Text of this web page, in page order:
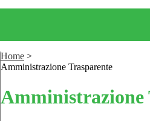
Home >
Amministrazione Trasparente
Amministrazione